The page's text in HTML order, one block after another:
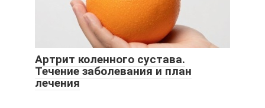
Артрит коленного сустава.
Течение заболевания и план
лечения